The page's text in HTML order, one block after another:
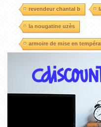
revendeur chantal b
la nougatine uzès
armoire de mise en